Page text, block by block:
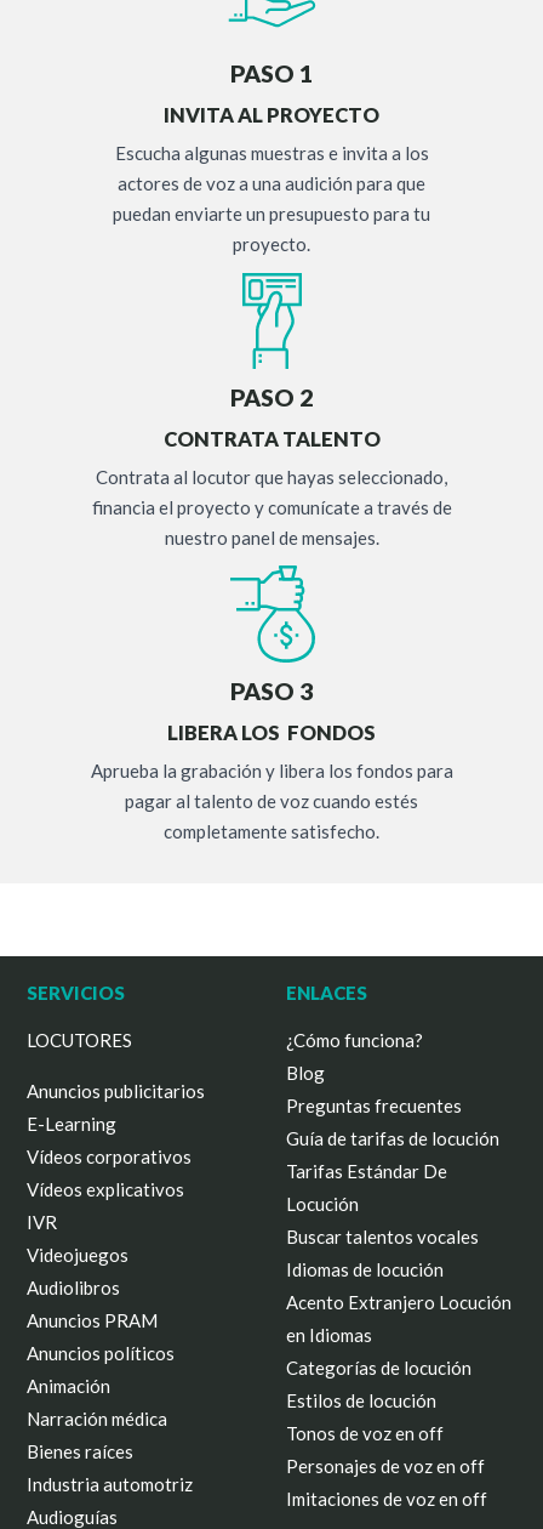
PASO 1
INVITA AL PROYECTO
Escucha algunas muestras e invita a los
actores de voz a una audición para que
puedan enviarte un presupuesto para tu
proyecto.
PASO 2
CONTRATA TALENTO
Contrata al locutor que hayas seleccionado,
financia el proyecto y comunícate a través de
nuestro panel de mensajes.
PASO 3
LIBERA LOS FONDOS
Aprueba la grabación y libera los fondos para
pagar al talento de voz cuando estés
completamente satisfecho.
SERVICIOS
LOCUTORES
Anuncios publicitarios
E-Learning
Vídeos corporativos
Vídeos explicativos
IVR
Videojuegos
Audiolibros
Anuncios PRAM
Anuncios políticos
Animación
Narración médica
Bienes raíces
Industria automotriz
Audioguías
ENLACES
¿Cómo funciona?
Blog
Preguntas frecuentes
Guía de tarifas de locución
Tarifas Estándar De
Locución
Buscar talentos vocales
Idiomas de locución
Acento Extranjero Locución
en Idiomas
Categorías de locución
Estilos de locución
Tonos de voz en off
Personajes de voz en off
Imitaciones de voz en off